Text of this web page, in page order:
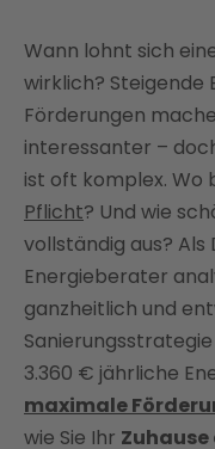
Was steckt
Welche Vorteile
Mit diesen
meisten
ausschöpfen
Sowieso-Kosten
Wo liegt der
optimal nutzen
Sanierungspflicht
Eigentümer
Wann lohnt sich
wirklich?
Förderungen
interessanter –
ist oft komplex. Wo
Pflicht? Und wie
vollständig aus?
Energieberater
ganzheitlich und
3.360 € jährliche
maximale
wie Sie Ihr